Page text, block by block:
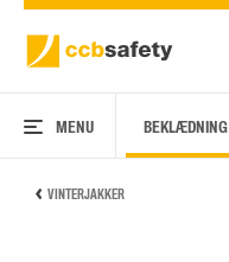
MENU BEKLÆDNING
VINTERJAKKER